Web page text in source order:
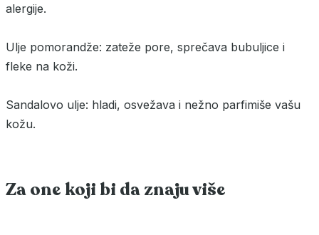
alergije.
Ulje pomorandže: zateže pore, sprečava bubuljice i
fleke na koži.
Sandalovo ulje: hladi, osvežava i nežno parfimiše vašu
kožu.
Za one koji bi da znaju više